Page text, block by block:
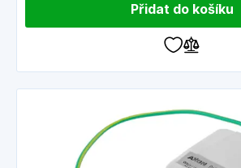
Přidat do košíku